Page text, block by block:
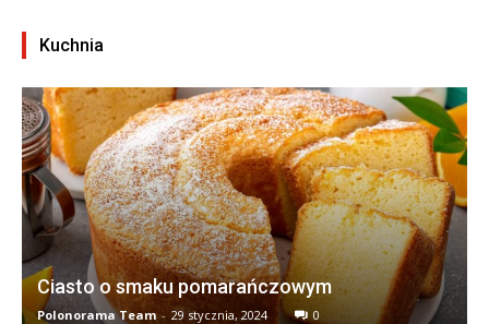
Kuchnia
Ciasto o smaku pomarańczowym
Polonorama Team - 29 stycznia, 2024 0